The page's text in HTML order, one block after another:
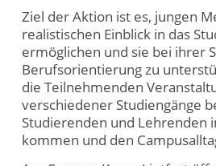
Ziel der Aktion ist es, jungen
realistischen Einblick in das
ermöglichen und sie bei ihrer
Berufsorientierung zu
die Teilnehmenden
verschiedener Studiengänge
Studierenden und Lehrenden
kommen und den